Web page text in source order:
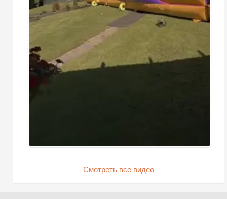
Смотреть все видео